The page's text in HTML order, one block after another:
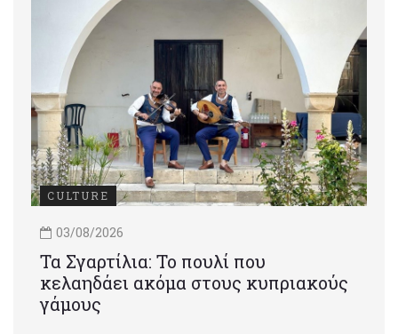
CULTURE
03/08/2026
Τα Σγαρτίλια: Το πουλί που
κελαηδάει ακόμα στους κυπριακούς
γάμους